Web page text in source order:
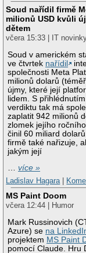
Soud nařídil firmě
milionů USD kvůli
dětem
včera 15:33 | IT
Soud v americkém
ve čtvrtek nařídil
společnosti Meta
milionů dolarů
újmy, které její
lidem. S
verdiktu tak má
zaplatit 942 milionů
zlomek jejího
činil 60 miliard
firmě také nařizuje,
jakým její
…více »
Ladislav Hagara
MS Paint Doom
včera 12:44 | Humor
Mark Russinovich
Azure) se na
projektem MS Paint
pomocí Claude. Hru